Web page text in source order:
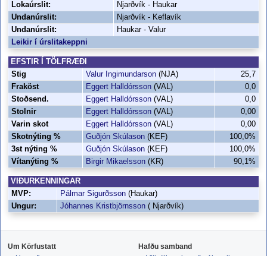
Lokaúrslit:
Njarðvík - Haukar
Undanúrslit:
Njarðvík - Keflavík
Undanúrslit:
Haukar - Valur
Leikir í úrslitakeppni
EFSTIR Í TÖLFRÆÐI
Stig
Valur Ingimundarson (NJA)
25,7
Fraköst
Eggert Halldórsson (VAL)
0,0
Stoðsend.
Eggert Halldórsson (VAL)
0,0
Stolnir
Eggert Halldórsson (VAL)
0,00
Varin skot
Eggert Halldórsson (VAL)
0,00
Skotnýting %
Guðjón Skúlason (KEF)
100,0%
3st nýting %
Guðjón Skúlason (KEF)
100,0%
Vítanýting %
Birgir Mikaelsson (KR) 90,1%
VIÐURKENNINGAR
MVP:
Pálmar Sigurðsson (Haukar)
Ungur:
Jóhannes Kristbjörnsson ( Njarðvík)
Um Körfustatt
Hafðu samband